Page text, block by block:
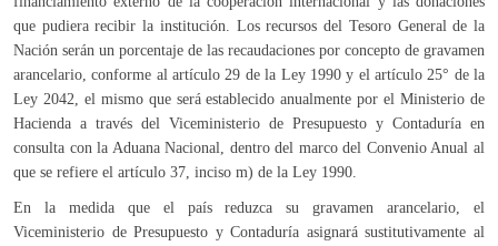
que pudiera recibir la institución. Los recursos del Tesoro General de la
Nación serán un porcentaje de las recaudaciones por concepto de gravamen
arancelario, conforme al artículo 29 de la Ley 1990 y el artículo 25° de la
Ley 2042, el mismo que será establecido anualmente por el Ministerio de
Hacienda a través del Viceministerio de Presupuesto y Contaduría en
consulta con la Aduana Nacional, dentro del marco del Convenio Anual al
que se refiere el artículo 37, inciso m) de la Ley 1990.
En la medida que el país reduzca su gravamen arancelario, el
Viceministerio de Presupuesto y Contaduría asignará sustitutivamente al